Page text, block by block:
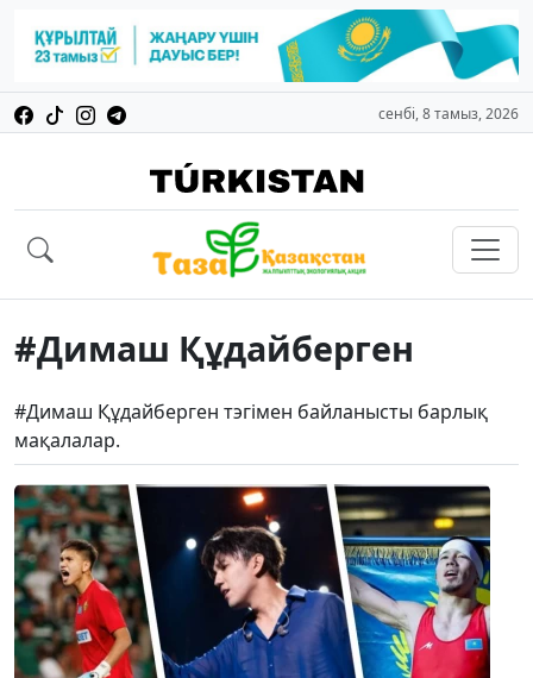
сенбі, 8 тамыз, 2026
#Димаш Құдайберген
#Димаш Құдайберген тэгімен байланысты барлық
мақалалар.